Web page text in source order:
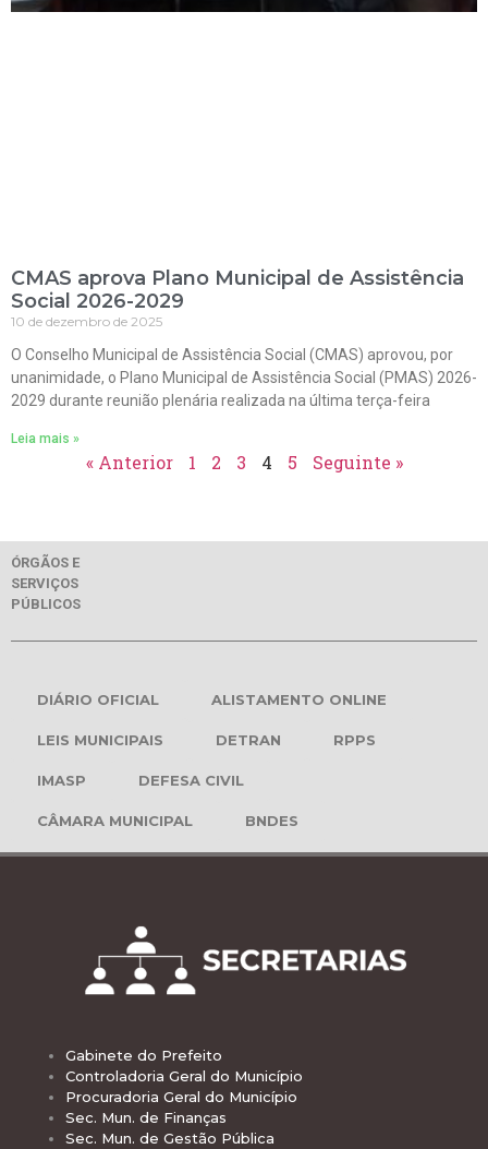
CMAS aprova Plano Municipal de Assistência
Social 2026-2029
10 de dezembro de 2025
O Conselho Municipal de Assistência Social (CMAS) aprovou, por
unanimidade, o Plano Municipal de Assistência Social (PMAS) 2026-
2029 durante reunião plenária realizada na última terça-feira
Leia mais »
« Anterior 1 2 3 4 5 Seguinte »
ÓRGÃOS E
SERVIÇOS
PÚBLICOS
DIÁRIO OFICIAL ALISTAMENTO ONLINE
LEIS MUNICIPAIS DETRAN RPPS
IMASP DEFESA CIVIL
CÂMARA MUNICIPAL BNDES
Gabinete do Prefeito
Controladoria Geral do Município
Procuradoria Geral do Município
Sec. Mun. de Finanças
Sec. Mun. de Gestão Pública